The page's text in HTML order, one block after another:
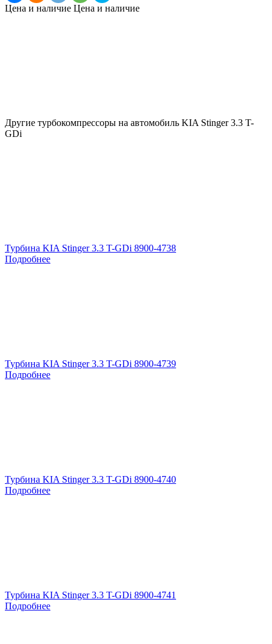
Цена и наличие Цена и наличие
Другие турбокомпрессоры на автомобиль KIA Stinger 3.3 T-
GDi
Турбина KIA Stinger 3.3 T-GDi 8900-4738
Подробнее
Турбина KIA Stinger 3.3 T-GDi 8900-4739
Подробнее
Турбина KIA Stinger 3.3 T-GDi 8900-4740
Подробнее
Турбина KIA Stinger 3.3 T-GDi 8900-4741
Подробнее